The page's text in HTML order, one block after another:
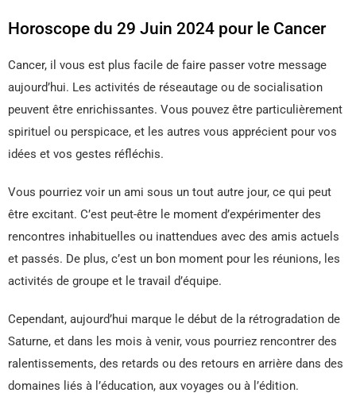
Horoscope du 29 Juin 2024 pour le Cancer
Cancer, il vous est plus facile de faire passer votre message
aujourd’hui. Les activités de réseautage ou de socialisation
peuvent être enrichissantes. Vous pouvez être particulièrement
spirituel ou perspicace, et les autres vous apprécient pour vos
idées et vos gestes réfléchis.
Vous pourriez voir un ami sous un tout autre jour, ce qui peut
être excitant. C’est peut-être le moment d’expérimenter des
rencontres inhabituelles ou inattendues avec des amis actuels
et passés. De plus, c’est un bon moment pour les réunions, les
activités de groupe et le travail d’équipe.
Cependant, aujourd’hui marque le début de la rétrogradation de
Saturne, et dans les mois à venir, vous pourriez rencontrer des
ralentissements, des retards ou des retours en arrière dans des
domaines liés à l’éducation, aux voyages ou à l’édition.